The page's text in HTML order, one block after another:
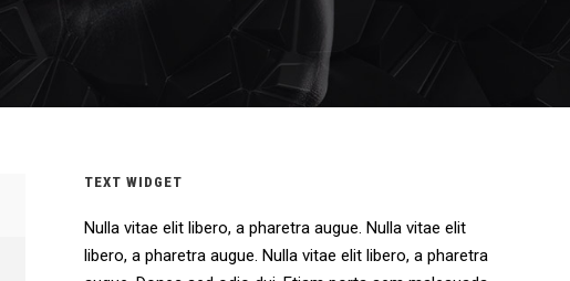
TEXT WIDGET
Nulla vitae elit libero, a pharetra augue. Nulla vitae elit
libero, a pharetra augue. Nulla vitae elit libero, a pharetra